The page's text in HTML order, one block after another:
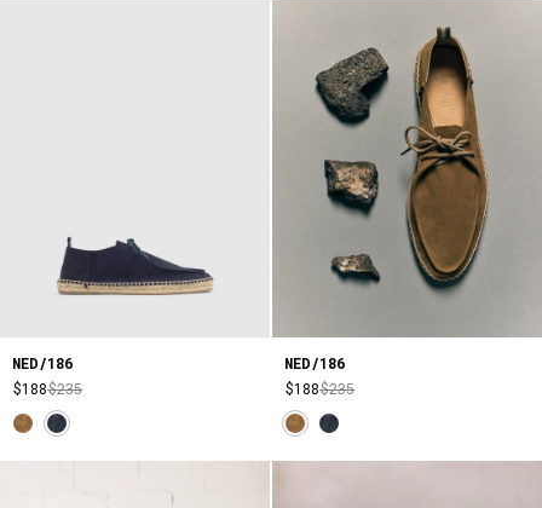
NED/186
$188$235
NED/186
$188$235